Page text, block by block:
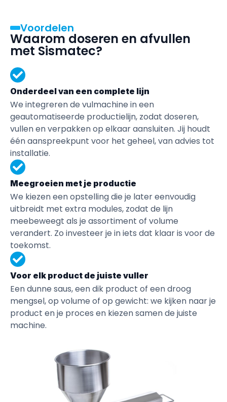
Voordelen
Waarom doseren en afvullen
met Sismatec?
Onderdeel van een complete lijn
We integreren de vulmachine in een
geautomatiseerde productielijn, zodat doseren,
vullen en verpakken op elkaar aansluiten. Jij houdt
één aanspreekpunt voor het geheel, van advies tot
installatie.
Meegroeien met je productie
We kiezen een opstelling die je later eenvoudig
uitbreidt met extra modules, zodat de lijn
meebeweegt als je assortiment of volume
verandert. Zo investeer je in iets dat klaar is voor de
toekomst.
Voor elk product de juiste vuller
Een dunne saus, een dik product of een droog
mengsel, op volume of op gewicht: we kijken naar je
product en je proces en kiezen samen de juiste
machine.